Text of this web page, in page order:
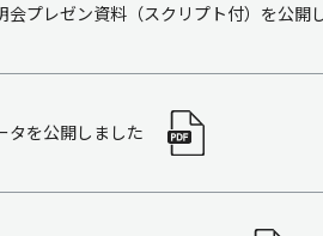
会プレゼン資料（スクリプト付）を公開
タを公開しました